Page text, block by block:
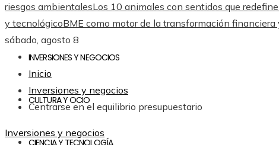
riesgos ambientalesLos 10 animales con sentidos que
y tecnológicoBME como motor de la transformación
sábado, agosto 8
INVERSIONES Y NEGOCIOS
CULTURA Y OCIO
CIENCIA Y TECNOLOGÍA
Inicio
Inversiones y negocios
Centrarse en el equilibrio presupuestario
Inversiones y negocios